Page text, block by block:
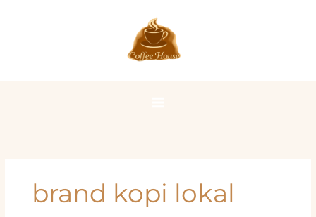
brand kopi lokal